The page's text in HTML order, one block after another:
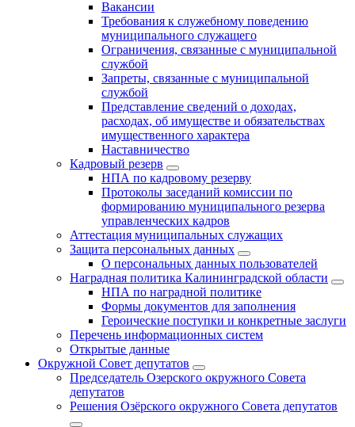
Вакансии
Требования к служебному поведению
муниципального служащего
Ограничения, связанные с муниципальной
службой
Запреты, связанные с муниципальной
службой
Представление сведений о доходах,
расходах, об имуществе и обязательствах
имущественного характера
Наставничество
Кадровый резерв
НПА по кадровому резерву
Протоколы заседаний комиссии по
формированию муниципального резерва
управленческих кадров
Аттестация муниципальных служащих
Защита персональных данных
О персональных данных пользователей
Наградная политика Калининградской области
НПА по наградной политике
Формы документов для заполнения
Героические поступки и конкретные заслуги
Перечень информационных систем
Открытые данные
Окружной Совет депутатов
Председатель Озерского окружного Совета
депутатов
Решения Озёрского окружного Совета депутатов